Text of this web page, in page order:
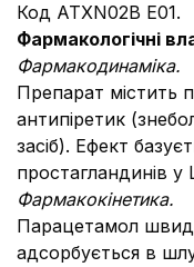
Код АТXN02B E01.
Фармакологічні
Фармакодинаміка.
Препарат містить
антипіретик
засіб). Ефект
простагландинів
Фармакокінетика.
Парацетамол
адсорбується в